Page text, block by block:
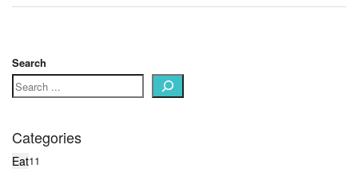
Search
Categories
Eat11